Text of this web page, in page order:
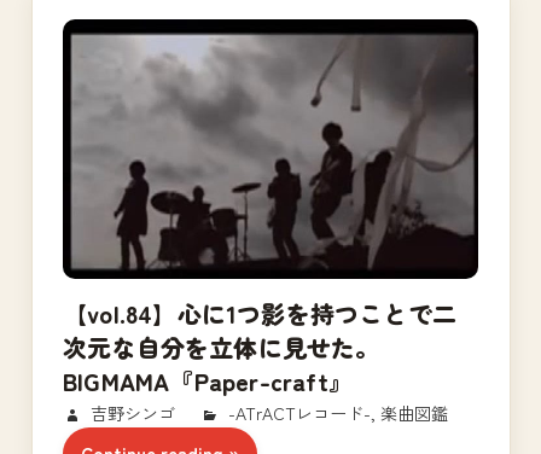
【vol.84】心に1つ影を持つことで二
次元な自分を立体に見せた。
BIGMAMA『Paper-craft』
2018/03/27
吉野シンゴ -ATrACTレコード-, 楽曲図鑑